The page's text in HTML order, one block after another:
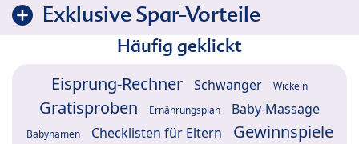
Exklusive Spar-Vorteile
Häufig geklickt
Eisprung-Rechner Schwanger Wickeln
Gratisproben Ernährungsplan Baby-Massage
Babynamen Checklisten für Eltern
Gewinnspiele